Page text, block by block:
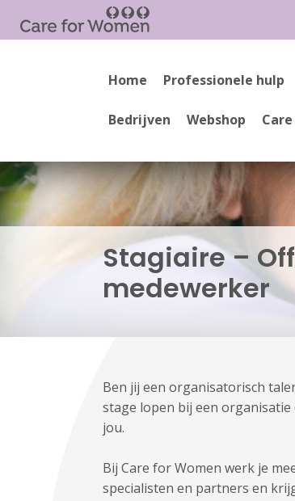
Home Professionele hulp
Bedrijven Webshop
Stagiaire –
medewerker
Ben jij een organisatorisch
stage lopen bij een organisatie
jou.
Bij Care for Women werk je
specialisten en partners en